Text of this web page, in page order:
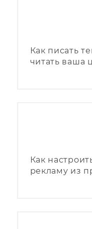
Как писать
читать ваша
Как
рекламу из